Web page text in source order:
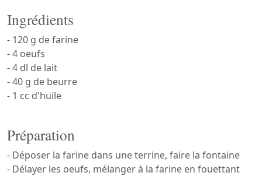
Ingrédients
- 120 g de farine
- 4 oeufs
- 4 dl de lait
- 40 g de beurre
- 1 cc d'huile
Préparation
- Déposer la farine dans une terrine, faire la fontaine
- Délayer les oeufs, mélanger à la farine en fouettant